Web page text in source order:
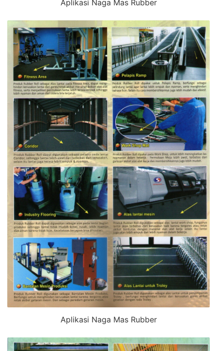
Aplikasi Naga Mas Rubber
Aplikasi Naga Mas Rubber